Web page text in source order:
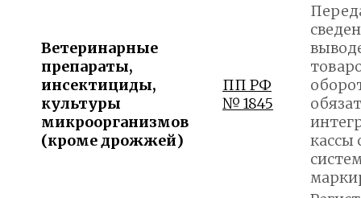
Ветеринарные
препараты,
инсектициды,
культуры
микроорганизмов
(кроме дрожжей)
ПП РФ
№ 1845
кассы